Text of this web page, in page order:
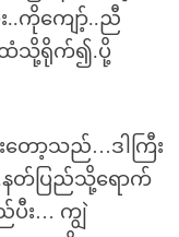
း..ကိုကျော့်..ညီ
းထံသို့ရိုက်၍.ပို့
တော့သည်…ဒါကြီး
တ်ပြည်သို့ရောက်
း… ကျွဲ